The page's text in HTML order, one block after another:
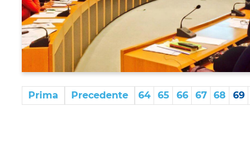
Prima Precedente 64 65 66 67 68 69